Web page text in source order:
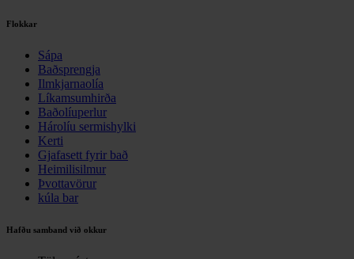
Flokkar
Sápa
Baðsprengja
Ilmkjarnaolía
Líkamsumhirða
Baðolíuperlur
Hárolíu sermishylki
Kerti
Gjafasett fyrir bað
Heimilisilmur
Þvottavörur
kúla bar
Hafðu samband við okkur